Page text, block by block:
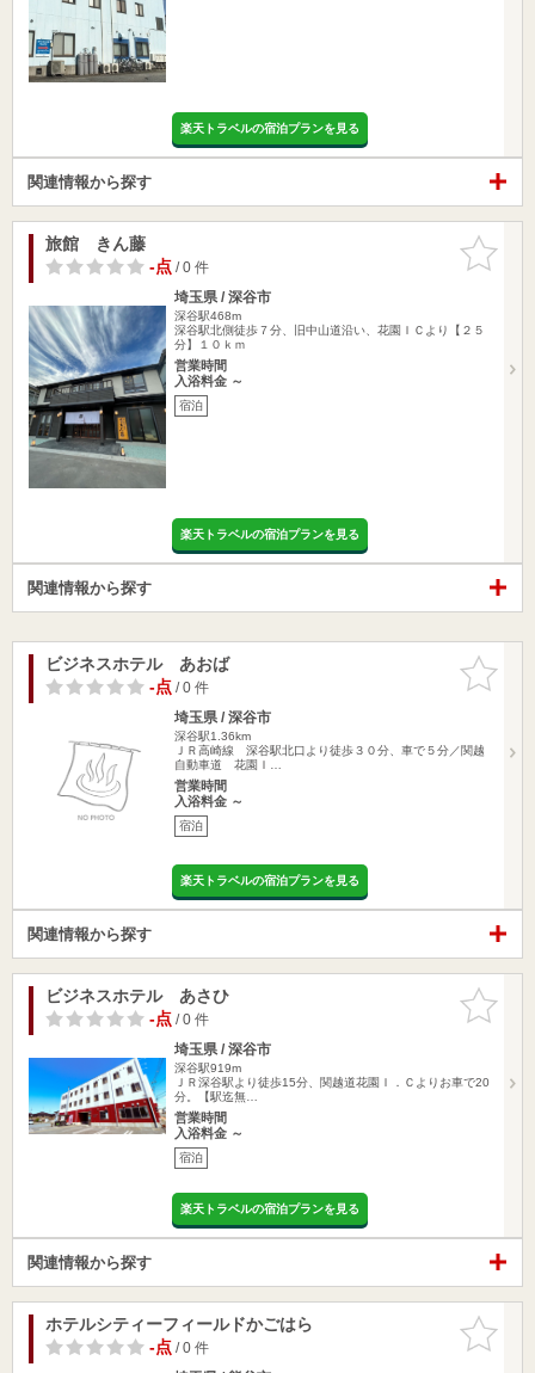
楽天トラベルの宿泊プランを見る
関連情報から探す
お気に入
りに追加
旅館 きん藤
-点/ 0 件
埼玉県 / 深谷市
深谷駅468m
深谷駅北側徒歩７分、旧中山道沿い、花園ＩＣより【２５
分】１０ｋｍ
営業時間
入浴料金 ～
宿泊
楽天トラベルの宿泊プランを見る
関連情報から探す
お気に入
りに追加
ビジネスホテル あおば
-点/ 0 件
埼玉県 / 深谷市
深谷駅1.36km
ＪＲ高崎線 深谷駅北口より徒歩３０分、車で５分／関越
自動車道 花園Ｉ…
営業時間
入浴料金 ～
宿泊
楽天トラベルの宿泊プランを見る
関連情報から探す
お気に入
りに追加
ビジネスホテル あさひ
-点/ 0 件
埼玉県 / 深谷市
深谷駅919m
ＪＲ深谷駅より徒歩15分、関越道花園Ｉ．Ｃよりお車で20
分。【駅迄無…
営業時間
入浴料金 ～
宿泊
楽天トラベルの宿泊プランを見る
関連情報から探す
お気に入
りに追加
ホテルシティーフィールドかごはら
-点/ 0 件